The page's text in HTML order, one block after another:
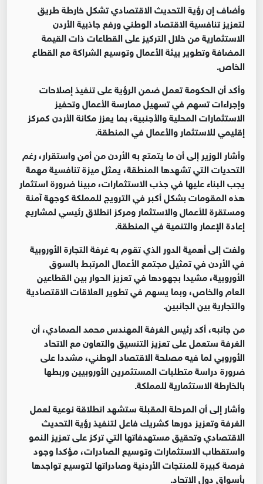
وأضاف إن رؤية التحديث الاقتصادي تشكل خارطة طريق
لتعزيز تنافسية الاقتصاد الوطني ورفع جاذبية الأردن
الاستثمارية من خلال التركيز على القطاعات ذات القيمة
المضافة وتطوير بيئة الأعمال وتوسيع الشراكة مع القطاع
الخاص.
وأكد أن الحكومة تعمل ضمن الرؤية على تنفيذ إصلاحات
وإجراءات تسهم في تسهيل ممارسة الأعمال وتحفيز
الاستثمارات المحلية والأجنبية، بما يعزز مكانة الأردن كمركز
إقليمي للاستثمار والأعمال في المنطقة.
وأشار الوزير إلى أن ما يتمتع به الأردن من أمن واستقرار، رغم
التحديات التي تشهدها المنطقة، يمثل ميزة تنافسية مهمة
يجب البناء عليها في جذب الاستثمارات، مبينا ضرورة استثمار
هذه المقومات بشكل أكبر في الترويج للمملكة كوجهة آمنة
ومستقرة للأعمال والاستثمار ومركز انطلاق رئيسي لمشاريع
إعادة الإعمار والتنمية في المنطقة.
ولفت إلى أهمية الدور الذي تقوم به غرفة التجارة الأوروبية
في الأردن في تمثيل مجتمع الأعمال المرتبط بالسوق
الأوروبية، مشيدا بجهودها في تعزيز الحوار بين القطاعين
العام والخاص، وبما يسهم في تطوير العلاقات الاقتصادية
والتجارية بين الجانبين.
من جانبه، أكد رئيس الغرفة المهندس محمد الصمادي، أن
الغرفة ستعمل على تعزيز التنسيق والتعاون مع الاتحاد
الأوروبي لما فيه مصلحة الاقتصاد الوطني، مشددا على
ضرورة دراسة متطلبات المستثمرين الأوروبيين وربطها
بالخارطة الاستثمارية للمملكة.
وأشار إلى أن المرحلة المقبلة ستشهد انطلاقة نوعية لعمل
الغرفة وتعزيز دورها كشريك فاعل لتنفيذ رؤية التحديث
الاقتصادي وتحقيق مستهدفاتها التي تركز على تعزيز النمو
واستقطاب الاستثمارات وتوسيع الصادرات، مؤكدا وجود
فرصة كبيرة للمنتجات الأردنية وصادراتها لتوسيع تواجدها
بأسواق دول الاتحاد.